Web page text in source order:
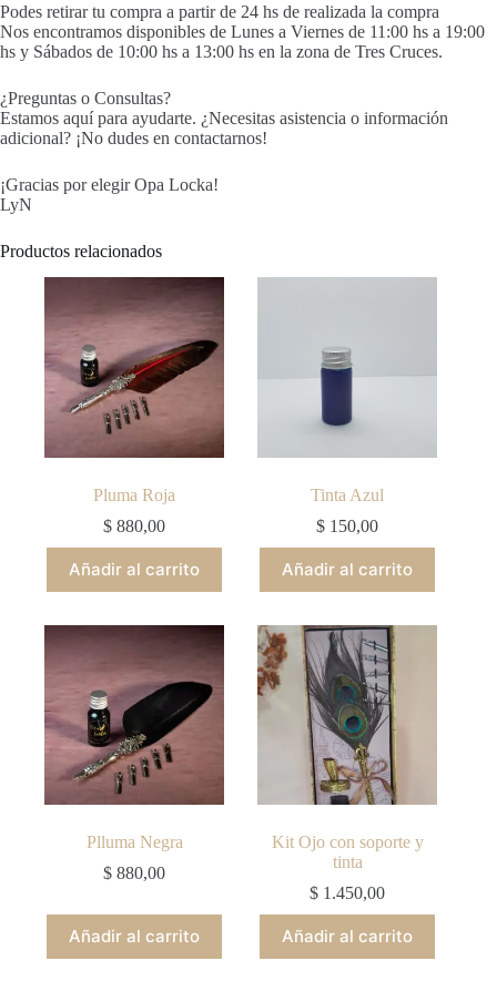
Podes retirar tu compra a partir de 24 hs de realizada la compra
Nos encontramos disponibles de Lunes a Viernes de 11:00 hs a 19:00
hs y Sábados de 10:00 hs a 13:00 hs en la zona de Tres Cruces.
¿Preguntas o Consultas?
Estamos aquí para ayudarte. ¿Necesitas asistencia o información
adicional? ¡No dudes en contactarnos!
¡Gracias por elegir Opa Locka!
LyN
Productos relacionados
Pluma Roja
$ 880,00
Añadir al carrito
Tinta Azul
$ 150,00
Añadir al carrito
Plluma Negra
$ 880,00
Añadir al carrito
Kit Ojo con soporte y
tinta
$ 1.450,00
Añadir al carrito